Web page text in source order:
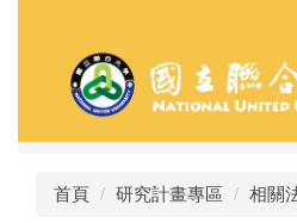
容
首頁 研究計畫專區 相關